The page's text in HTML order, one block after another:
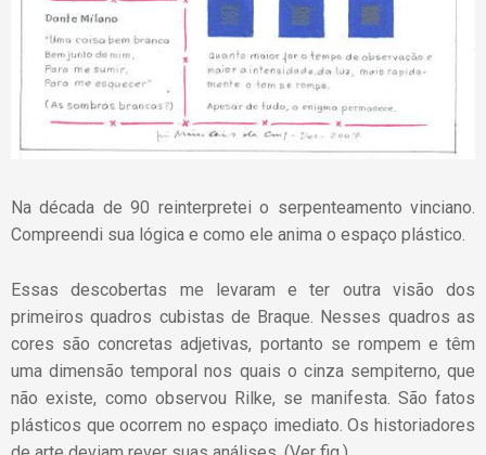
Na década de 90 reinterpretei o serpenteamento vinciano.
Compreendi sua lógica e como ele anima o espaço plástico.
Essas descobertas me levaram e ter outra visão dos
primeiros quadros cubistas de Braque. Nesses quadros as
cores são concretas adjetivas, portanto se rompem e têm
uma dimensão temporal nos quais o cinza sempiterno, que
não existe, como observou Rilke, se manifesta. São fatos
plásticos que ocorrem no espaço imediato. Os historiadores